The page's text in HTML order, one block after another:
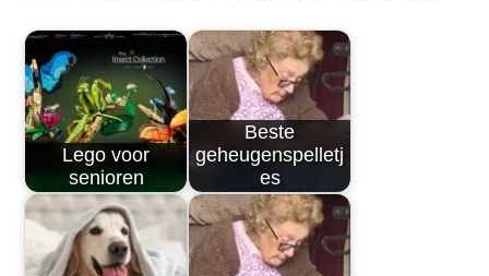
Lego voor
senioren
Beste
geheugenspelletj
es